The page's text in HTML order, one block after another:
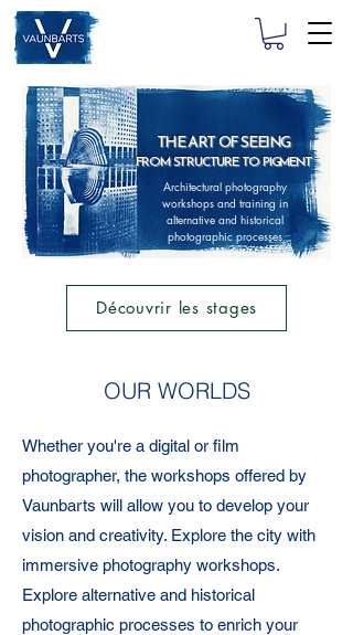
THE ART OF SEEING
FROM STRUCTURE TO PIGMENT
Architectural photography
workshops and training in
alternative and historical
photographic processes
Découvrir les stages
OUR WORLDS
Whether you're a digital or film
photographer, the workshops offered by
Vaunbarts will allow you to develop your
vision and creativity. Explore the city with
immersive photography workshops.
Explore alternative and historical
photographic processes to enrich your